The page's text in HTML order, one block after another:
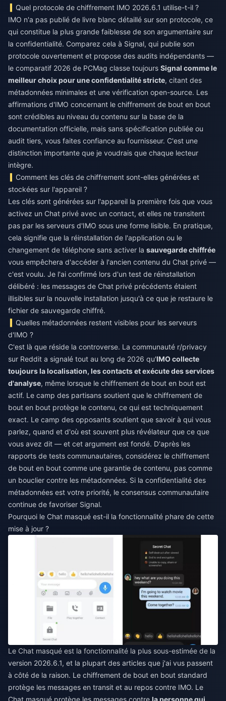
Quel protocole de chiffrement IMO 2026.6.1 utilise-t-il ?
IMO n'a pas publié de livre blanc détaillé sur son protocole, ce
qui constitue la plus grande faiblesse de son argumentaire sur
la confidentialité. Comparez cela à Signal, qui publie son
protocole ouvertement et propose des audits indépendants —
le comparatif 2026 de PCMag classe toujours Signal comme le
meilleur choix pour une confidentialité stricte, citant des
métadonnées minimales et une vérification open-source. Les
affirmations d'IMO concernant le chiffrement de bout en bout
sont crédibles au niveau du contenu sur la base de la
documentation officielle, mais sans spécification publiée ou
audit tiers, vous faites confiance au fournisseur. C'est une
distinction importante que je voudrais que chaque lecteur
intègre.
Comment les clés de chiffrement sont-elles générées et
stockées sur l'appareil ?
Les clés sont générées sur l'appareil la première fois que vous
activez un Chat privé avec un contact, et elles ne transitent
pas par les serveurs d'IMO sous une forme lisible. En pratique,
cela signifie que la réinstallation de l'application ou le
changement de téléphone sans activer la sauvegarde chiffrée
vous empêchera d'accéder à l'ancien contenu du Chat privé —
c'est voulu. Je l'ai confirmé lors d'un test de réinstallation
délibéré : les messages de Chat privé précédents étaient
illisibles sur la nouvelle installation jusqu'à ce que je restaure le
fichier de sauvegarde chiffré.
Quelles métadonnées restent visibles pour les serveurs
d'IMO ?
C'est là que réside la controverse. La communauté r/privacy
sur Reddit a signalé tout au long de 2026 qu'IMO collecte
toujours la localisation, les contacts et exécute des services
d'analyse, même lorsque le chiffrement de bout en bout est
actif. Le camp des partisans soutient que le chiffrement de
bout en bout protège le contenu, ce qui est techniquement
exact. Le camp des opposants soutient que savoir à qui vous
parlez, quand et d'où est souvent plus révélateur que ce que
vous avez dit — et cet argument est fondé. D'après les
rapports de tests communautaires, considérez le chiffrement
de bout en bout comme une garantie de contenu, pas comme
un bouclier contre les métadonnées. Si la confidentialité des
métadonnées est votre priorité, le consensus communautaire
continue de favoriser Signal.
Pourquoi le Chat masqué est-il la fonctionnalité phare de cette
mise à jour ?
Le Chat masqué est la fonctionnalité la plus sous-estimée de la
version 2026.6.1, et la plupart des articles que j'ai vus passent
à côté de la raison. Le chiffrement de bout en bout standard
protège les messages en transit et au repos contre IMO. Le